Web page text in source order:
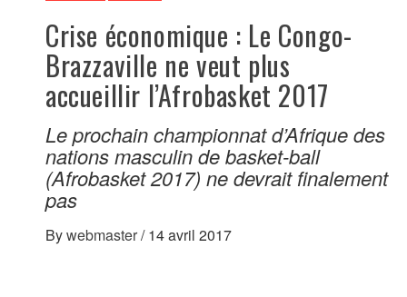
Crise économique : Le Congo-
Brazzaville ne veut plus
accueillir l’Afrobasket 2017
Le prochain championnat d’Afrique des
nations masculin de basket-ball
(Afrobasket 2017) ne devrait finalement
pas
Bywebmaster/ 14 avril 2017